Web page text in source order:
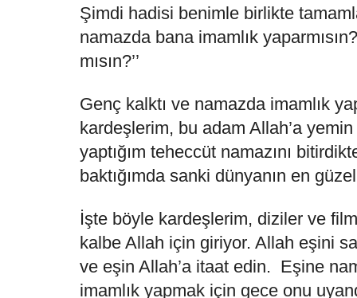
Şimdi hadisi benimle birlikte
namazda bana imamlık
mısın?’’
Genç kalktı ve namazda imamlık
kardeşlerim, bu adam Allah’a
yaptığım teheccüt namazını
baktığımda sanki dünyanın en
İşte böyle kardeşlerim, diziler ve
kalbe Allah için giriyor. Allah eşini
ve eşin Allah’a itaat edin. Eşine
imamlık yapmak için gece onu